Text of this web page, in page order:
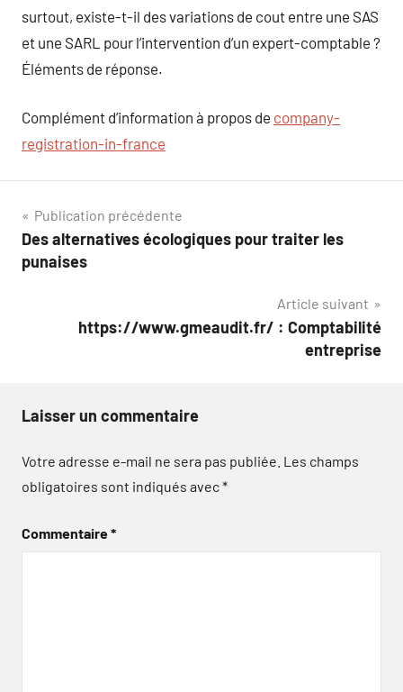
surtout, existe-t-il des variations de cout entre une SAS
et une SARL pour l’intervention d’un expert-comptable ?
Éléments de réponse.
Complément d’information à propos de company-
registration-in-france
Navigation
de
Publication précédente
Des alternatives écologiques pour traiter les
punaises
Article suivant
https://www.gmeaudit.fr/ : Comptabilité
entreprise
Laisser un commentaire
Votre adresse e-mail ne sera pas publiée. Les champs
obligatoires sont indiqués avec*
Commentaire*